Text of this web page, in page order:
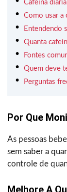
Cafeína
Como usar a
Entendendo
Quanta
Fontes
Quem deve
Perguntas
Por Que
As pessoas
sem saber a
controle de
Melhore A